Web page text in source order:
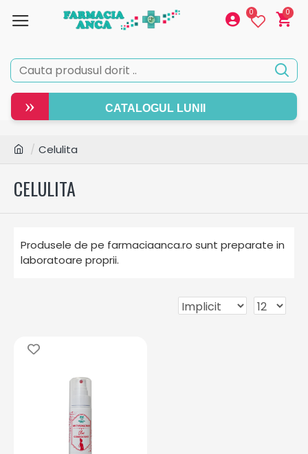
0 0
» CATALOGUL LUNII
Celulita
CELULITA
Produsele de pe farmaciaanca.ro sunt preparate in
laboratoare proprii.